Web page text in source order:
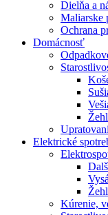
Dielňa a
Maliarske
Ochrana
Domácnosť
Elektrické
Kúrenie,